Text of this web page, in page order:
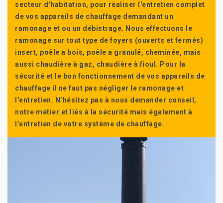
secteur d'habitation, pour réaliser l'entretien complet
de vos appareils de chauffage demandant un
ramonage et ou un débistrage. Nous effectuons le
ramonage sur tout type de foyers (ouverts et fermés)
insert, poêle a bois, poêle a granulé, cheminée, mais
aussi chaudière à gaz, chaudière à fioul. Pour la
sécurité et le bon fonctionnement de vos appareils de
chauffage il ne faut pas négliger le ramonage et
l’entretien. N’hésitez pas à nous demander conseil,
notre métier et liés à la sécurité mais également à
l’entretien de votre système de chauffage.